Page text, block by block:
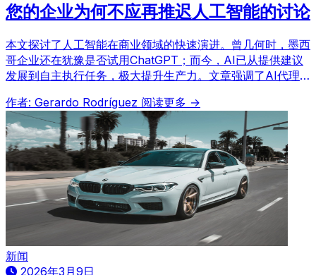
您的企业为何不应再推迟人工智能的讨论
本文探讨了人工智能在商业领域的快速演进。曾几何时，墨西
哥企业还在犹豫是否试用ChatGPT；而今，AI已从提供建议
发展到自主执行任务，极大提升生产力。文章强调了AI代理
出企业领导者现在必须积极面对这一挑战，而不是推迟行动。
作者: Gerardo Rodríguez 阅读更多 →
新闻
2026年3月9日